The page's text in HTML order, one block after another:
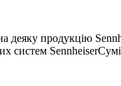
продукцію
систем